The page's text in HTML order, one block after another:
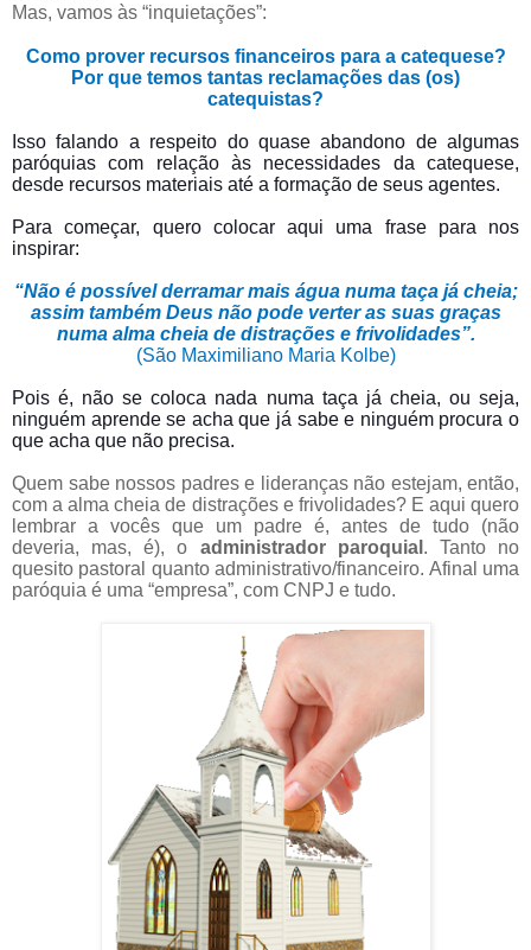
Mas, vamos às “inquietações”:
Como prover recursos financeiros para a catequese?
Por que temos tantas reclamações das (os)
catequistas?
Isso falando a respeito do quase abandono de algumas
paróquias com relação às necessidades da catequese,
desde recursos materiais até a formação de seus agentes.
Para começar, quero colocar aqui uma frase para nos
inspirar:
“Não é possível derramar mais água numa taça já cheia;
assim também Deus não pode verter as suas graças
numa alma cheia de distrações e frivolidades”.
(São Maximiliano Maria Kolbe)
Pois é, não se coloca nada numa taça já cheia, ou seja,
ninguém aprende se acha que já sabe e ninguém procura o
que acha que não precisa.
Quem sabe nossos padres e lideranças não estejam, então,
com a alma cheia de distrações e frivolidades? E aqui quero
lembrar a vocês que um padre é, antes de tudo (não
deveria, mas, é), o administrador paroquial . Tanto no
quesito pastoral quanto administrativo/financeiro. Afinal uma
paróquia é uma “empresa”, com CNPJ e tudo.